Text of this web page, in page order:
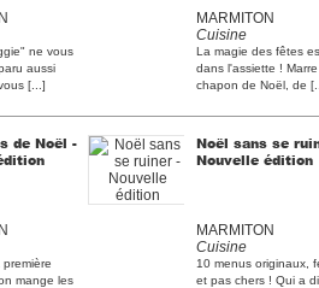
ne vous
aussi
[...]
MARMITON
Cuisine
La magie des fêtes
dans l'assiette !
chapon de Noël, de
de Noël -
mange les
Noël sans se
Nouvelle édition
MARMITON
Cuisine
10 menus originaux,
et pas chers ! Qui a